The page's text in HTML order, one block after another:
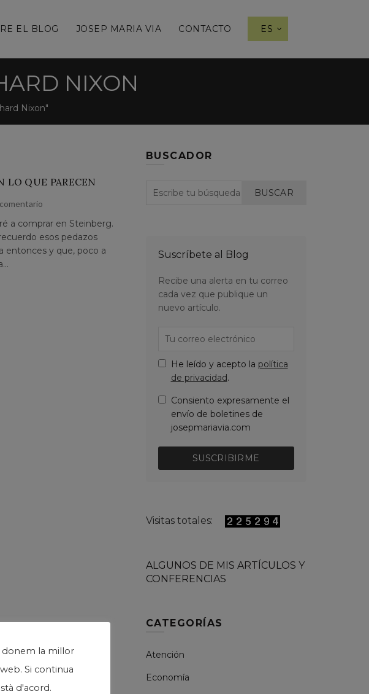
EL BLOG JOSEP MARIA VIA CONTACTO ES
NIXON
Nixon"
LO QUE PARECEN
a comprar en Steinberg.
esos pedazos
entonces y que, poco a
BUSCADOR
BUSCAR
Suscríbete al Blog
Recibe una alerta en tu correo
cada vez que publique un
nuevo artículo.
He leído y acepto la política
de privacidad.
Consiento expresamente el
envío de boletines de
josepmariavia.com
SUSCRIBIRME
Visitas totales:
ALGUNOS DE MIS ARTÍCULOS Y
CONFERENCIAS
CATEGORÍAS
Atención
Economía
donem la millor
Si continua
d'acord.